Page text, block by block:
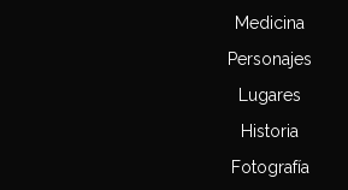
Medicina
Personajes
Lugares
Historia
Fotografía